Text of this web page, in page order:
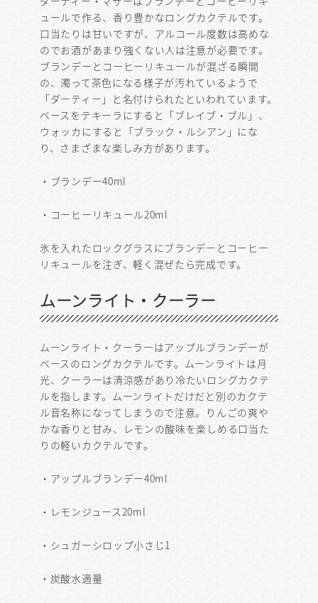
ュールで作る、香り豊かなロングカクテルです。
口当たりは甘いですが、アルコール度数は高めな
のでお酒があまり強くない人は注意が必要です。
ブランデーとコーヒーリキュールが混ざる瞬間
の、濁って茶色になる様子が汚れているようで
「ダーティー」と名付けられたといわれています。
ベースをテキーラにすると「ブレイブ・ブル」、
ウォッカにすると「ブラック・ルシアン」にな
り、さまざまな楽しみ方があります。
・ブランデー40ml
・コーヒーリキュール20ml
氷を入れたロックグラスにブランデーとコーヒー
リキュールを注ぎ、軽く混ぜたら完成です。
ムーンライト・クーラー
ムーンライト・クーラーはアップルブランデーが
ベースのロングカクテルです。ムーンライトは月
光、クーラーは清涼感があり冷たいロングカクテ
ルを指します。ムーンライトだけだと別のカクテ
ル音名称になってしまうので注意。りんごの爽や
かな香りと甘み、レモンの酸味を楽しめる口当た
りの軽いカクテルです。
・アップルブランデー40ml
・レモンジュース20ml
・シュガーシロップ小さじ1
・炭酸水適量